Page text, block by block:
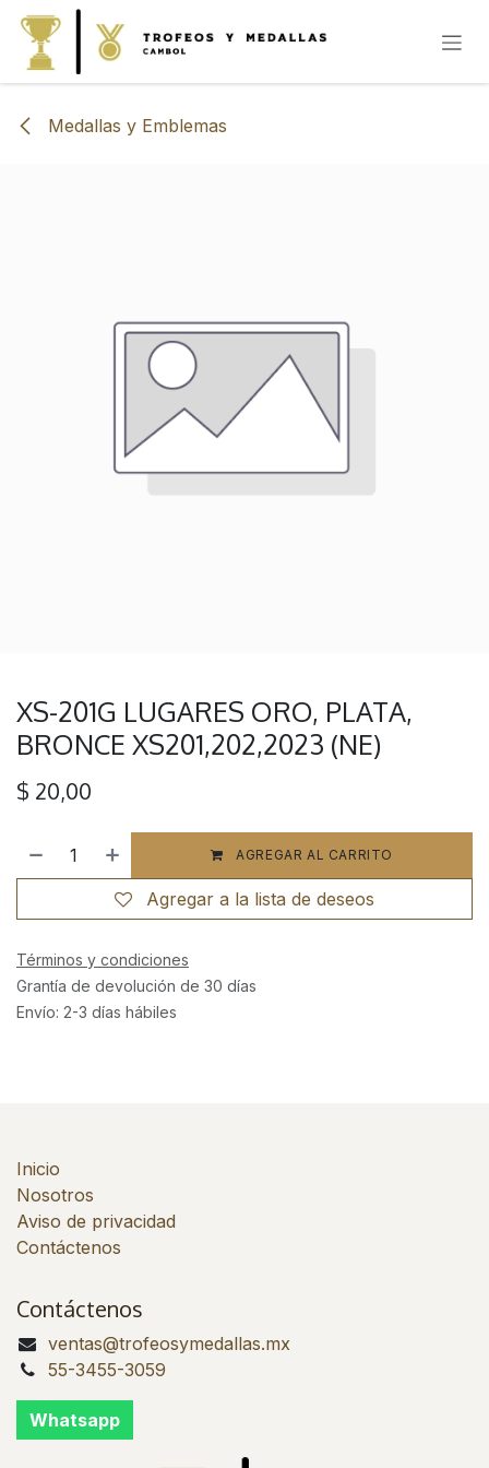
IR AL CONTENIDO
Medallas y Emblemas
XS-201G LUGARES ORO, PLATA,
BRONCE XS201,202,2023 (NE)
$ 20,00
AGREGAR AL CARRITO
Agregar a la lista de deseos
Términos y condiciones
Grantía de devolución de 30 días
Envío: 2-3 días hábiles
Inicio
Nosotros
Aviso de privacidad
Contáctenos
Contáctenos
ventas@trofeosymedallas.mx
55-3455-3059
Whatsapp